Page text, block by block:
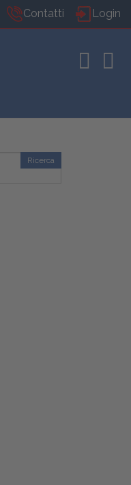
Contatti Login
Ricerca